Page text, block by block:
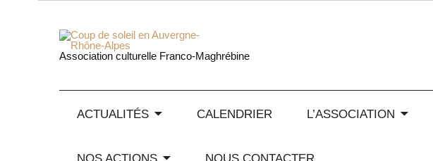
Coup de soleil en
Association culturelle Franco-Maghrébine
ACTUALITÉS CALENDRIER L’ASSOCIATION